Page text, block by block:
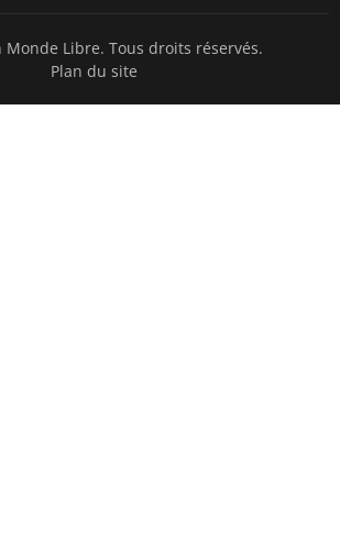
Monde Libre. Tous droits réservés.
Plan du site